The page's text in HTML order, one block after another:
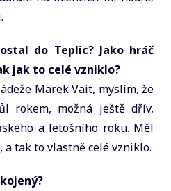
oči.
do Teplic? Jako hráč
jak to celé vzniklo?
Marek Vait, myslím, že
rokem, možná ještě dřív,
a letošního roku. Měl
a tak to vlastně celé vzniklo.